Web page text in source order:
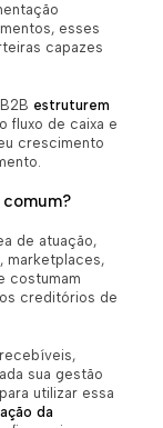
esses
capazes
estruturem
fluxo de caixa e
crescimento
de atuação,
marketplaces,
costumam
creditórios de
sua gestão
utilizar essa
da